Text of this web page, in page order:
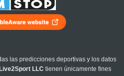
las predicciones deportivas y los datos
Live2Sport LLC tienen únicamente fines